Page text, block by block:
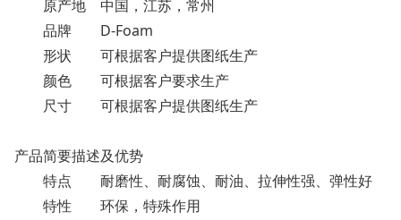
原产地
中国，江苏，常州
品牌
D-Foam
形状
可根据客户提供图纸生产
颜色
可根据客户要求生产
尺寸
可根据客户提供图纸生产
产品简要描述及优势
特点
耐磨性、耐腐蚀、耐油、拉伸性强、弹性好
特性
环保，特殊作用